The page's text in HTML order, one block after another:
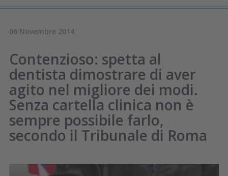
06 Novembre 2014
Contenzioso: spetta al
dentista dimostrare di aver
agito nel migliore dei modi.
Senza cartella clinica non è
sempre possibile farlo,
secondo il Tribunale di Roma